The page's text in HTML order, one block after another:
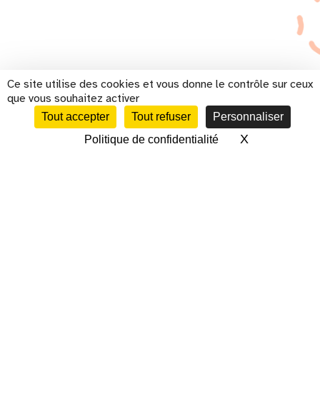
Ce site utilise des cookies et vous donne le contrôle sur ceux
que vous souhaitez activer
Tout accepter Tout refuser
Personnaliser
Politique de confidentialité
XMasquer le
CALENDRIER